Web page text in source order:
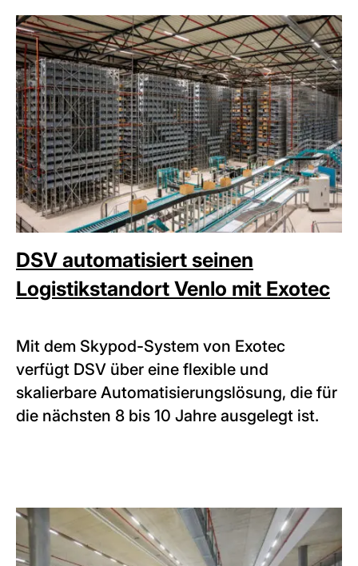
DSV automatisiert seinen
Logistikstandort Venlo mit Exotec
Mit dem Skypod-System von Exotec
verfügt DSV über eine flexible und
skalierbare Automatisierungslösung, die für
die nächsten 8 bis 10 Jahre ausgelegt ist.